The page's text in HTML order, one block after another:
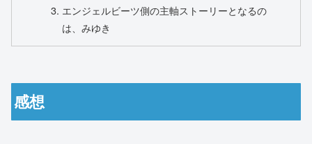
エンジェルビーツ側の主軸ストーリーとなるの
は、みゆき
感想